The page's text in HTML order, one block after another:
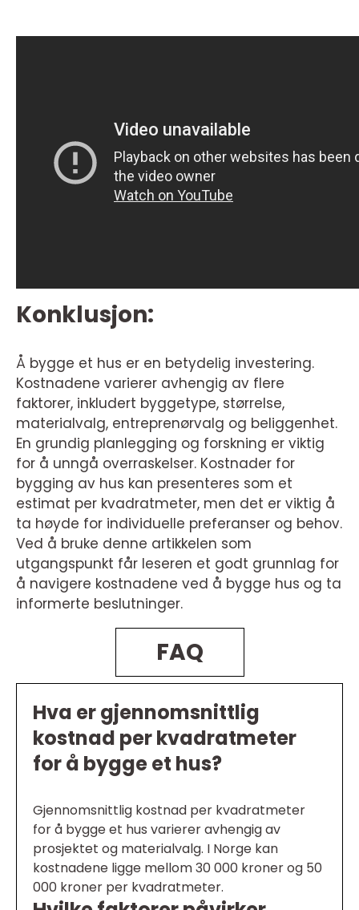
Konklusjon:
Å bygge et hus er en betydelig investering.
Kostnadene varierer avhengig av flere
faktorer, inkludert byggetype, størrelse,
materialvalg, entreprenørvalg og beliggenhet.
En grundig planlegging og forskning er viktig
for å unngå overraskelser. Kostnader for
bygging av hus kan presenteres som et
estimat per kvadratmeter, men det er viktig å
ta høyde for individuelle preferanser og behov.
Ved å bruke denne artikkelen som
utgangspunkt får leseren et godt grunnlag for
å navigere kostnadene ved å bygge hus og ta
informerte beslutninger.
FAQ
Hva er gjennomsnittlig
kostnad per kvadratmeter
for å bygge et hus?
Gjennomsnittlig kostnad per kvadratmeter
for å bygge et hus varierer avhengig av
prosjektet og materialvalg. I Norge kan
kostnadene ligge mellom 30 000 kroner og 50
000 kroner per kvadratmeter.